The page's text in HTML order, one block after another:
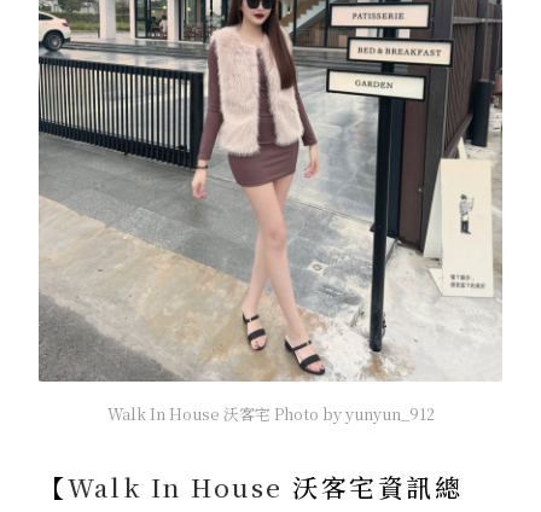
Walk In House 沃客宅 Photo by yunyun_912
【Walk In House 沃客宅資訊總